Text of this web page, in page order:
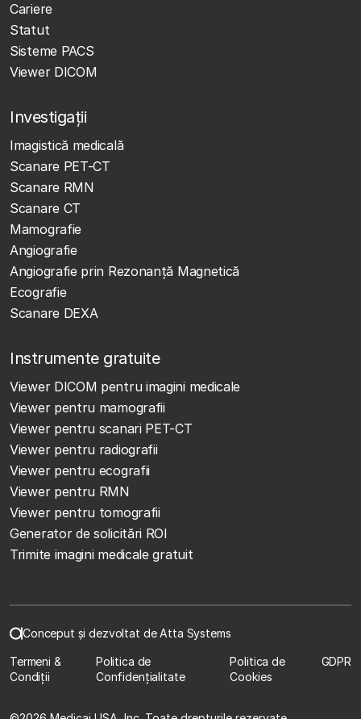
Cariere
Statut
Sisteme PACS
Viewer DICOM
Investigații
Imagistică medicală
Scanare PET-CT
Scanare RMN
Scanare CT
Mamografie
Angiografie
Angiografie prin Rezonanță Magnetică
Ecografie
Scanare DEXA
Instrumente gratuite
Viewer DICOM pentru imagini medicale
Viewer pentru mamografii
Viewer pentru scanari PET-CT
Viewer pentru radiografii
Viewer pentru ecografii
Viewer pentru RMN
Viewer pentru tomografii
Generator de solicitări ROI
Trimite imagini medicale gratuit
Conceput și dezvoltat de Atta Systems
Termeni &
Condiții
Politica de
Confidențialitate
Politica de
Cookies
GDPR